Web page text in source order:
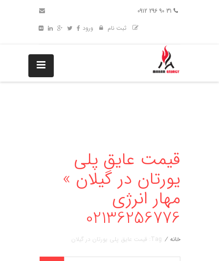
ثبت نام
ورود
قیمت عایق پلی
یورتان در گیلان »
مهار انرژی
02136256776
خانه / Tag: قیمت عایق پلی یورتان در گیلان